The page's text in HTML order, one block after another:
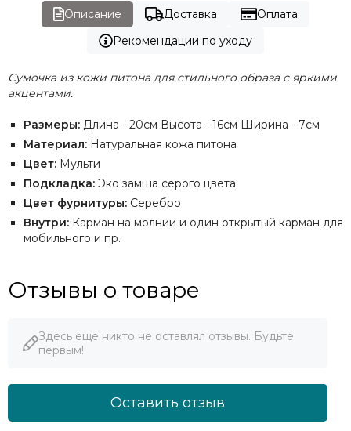
Описание Доставка
Оплата
Рекомендации по уходу
Сумочка из кожи питона для стильного образа с яркими
акцентами.
Размеры: Длина - 20см Высота - 16см Ширина - 7см
Материал: Натуральная кожа питона
Цвет: Мульти
Подкладка: Эко замша серого цвета
Цвет фурнитуры: Серебро
Внутри: Карман на молнии и один открытый карман для
мобильного и пр.
Отзывы о товаре
Здесь еще никто не оставлял отзывы. Будьте
первым!
Оставить отзыв